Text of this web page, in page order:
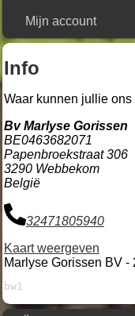
Mijn account
Info
Waar kunnen jullie
Bv Marlyse Gorissen
BE0463682071
Papenbroekstraat 306
3290 Webbekom
België
32471805940
Kaart weergeven
Marlyse Gorissen BV -
bw1